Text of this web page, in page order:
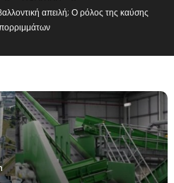
απειλή; Ο ρόλος της καύσης